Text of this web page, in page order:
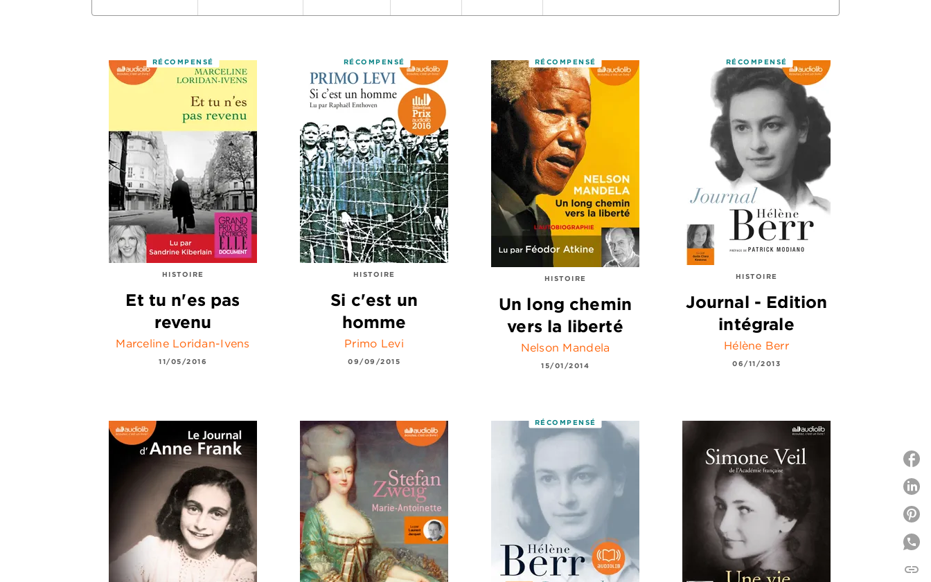
RÉCOMPENSÉ
HISTOIRE
Et tu n'es pas
revenu
Marceline Loridan-Ivens
11/05/2016
RÉCOMPENSÉ
HISTOIRE
Si c'est un
homme
Primo Levi
09/09/2015
RÉCOMPENSÉ
HISTOIRE
Un long chemin
vers la liberté
Nelson Mandela
15/01/2014
RÉCOMPENSÉ
HISTOIRE
Journal - Edition
intégrale
Hélène Berr
06/11/2013
RÉCOMPENSÉ
link